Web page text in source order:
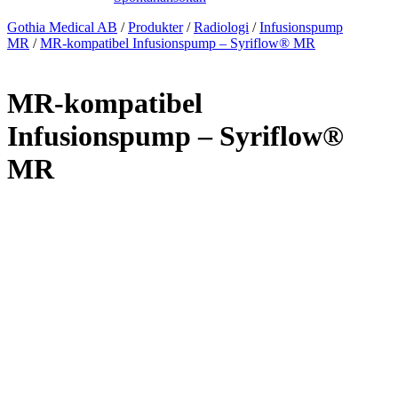
Gothia Medical AB /Produkter/Radiologi /Infusionspump
MR /MR-kompatibel Infusionspump – Syriflow® MR
MR-kompatibel
Infusionspump – Syriflow®
MR